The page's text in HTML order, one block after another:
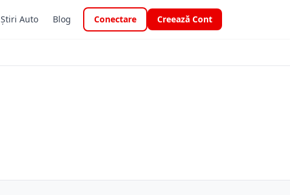
Știri Auto Blog Conectare Creează Cont